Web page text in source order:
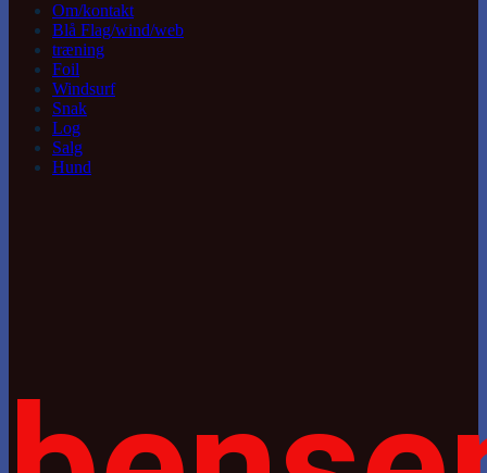
Om/kontakt
Blå Flag/wind/web
træning
Foil
Windsurf
Snak
Log
Salg
Hund